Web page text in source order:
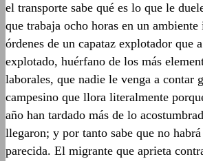
el transporte sabe qué es lo que le
que trabaja ocho horas en un ambiente
órdenes de un capataz explotador que
explotado, huérfano de los más
laborales, que nadie le venga a contar
campesino que llora literalmente
año han tardado más de lo
llegaron; y por tanto sabe que no
parecida. El migrante que aprieta